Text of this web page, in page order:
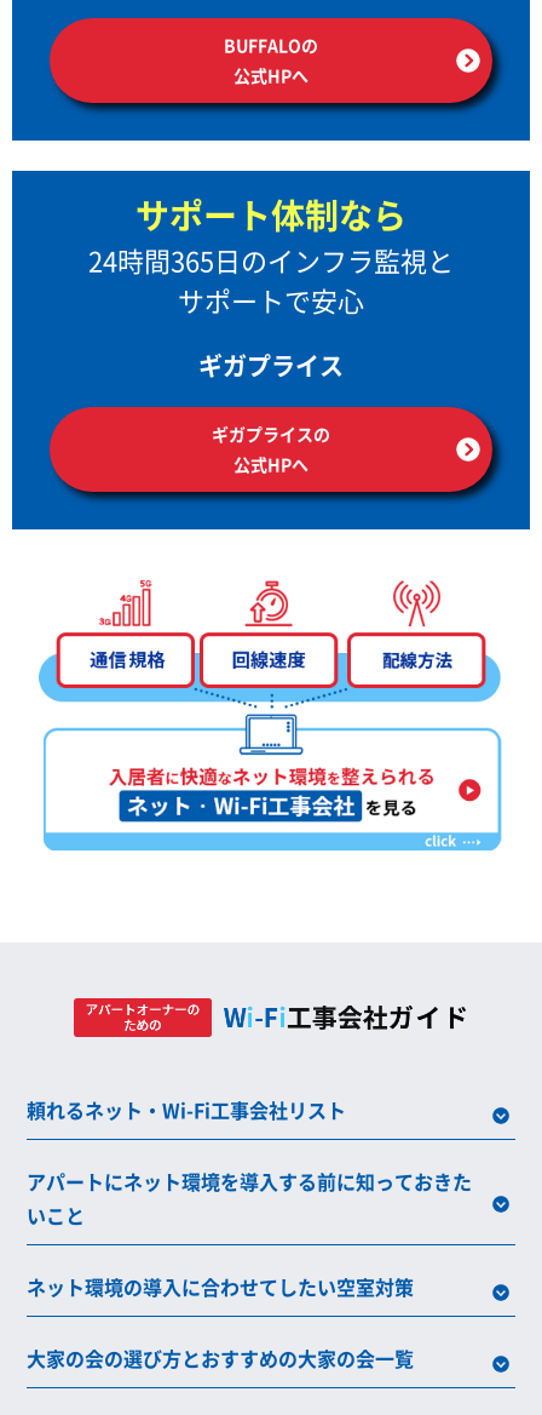
BUFFALOの
公式HPへ
サポート体制なら
24時間365日のインフラ監視と
サポートで安心
ギガプライス
ギガプライスの
公式HPへ
頼れるネット・Wi-Fi工事会社リスト
アパートにネット環境を導入する前に知っておきた
いこと
ネット環境の導入に合わせてしたい空室対策
大家の会の選び方とおすすめの大家の会一覧